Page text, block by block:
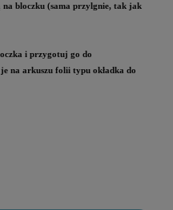
na bloczku (sama przylgnie, tak jak
i przygotuj go do
na arkuszu folii typu okładka do